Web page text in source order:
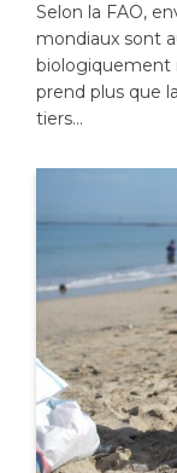
Selon la FAO,
mondiaux sont
biologiquement
prend plus que
tiers…